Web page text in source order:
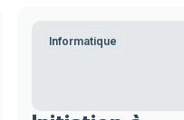
Informatique